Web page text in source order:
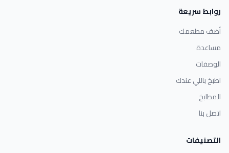
روابط سريعة
أضف مطعمك
مساعدة
الوصفات
اطبخ باللي عندك
المطابخ
اتصل بنا
التصنيفات